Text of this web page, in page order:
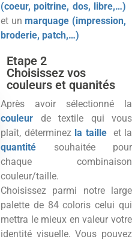
(coeur, poitrine, dos, libre,…)
et unmarquage (impression,
broderie, patch,…)
Etape 2
Choisissez vos
couleurs et quanités
Après avoir sélectionné la
couleur de textile qui vous
plaît, déterminez la taille et la
quantité souhaitée pour
chaque combinaison
couleur/taille.
Choisissez parmi notre large
palette de 84 coloris celui qui
mettra le mieux en valeur votre
identité visuelle. Vous pouvez